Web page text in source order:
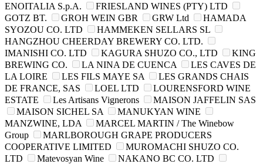
ENOITALIA S.p.A.
FRIESLAND WINES (PTY) LTD
GOTZ BT.
GROH WEIN GBR GRW Ltd
HAMADA
SYOZOU CO. LTD
HAMMEKEN SELLARS SL
HANGZHOU CHEERDAY BREWERY CO. LTD.
IMANISHI CO. LTD
KAGURA SHUZO CO., LTD
KING
BREWING CO.
LA NINA DE CUENCA
LES CAVES DE
LA LOIRE
LES FILS MAYE SA
LES GRANDS CHAIS
DE FRANCE, SAS
LOEL LTD
LOURENSFORD WINE
ESTATE
Les Artisans Vignerons
MAISON JAFFELIN SAS
MAISON SICHEL SA
MANUKYAN WINE
MANZWINE, LDA
MARCEL MARTIN / The Winebow
Group
MARLBOROUGH GRAPE PRODUCERS
COOPERATIVE LIMITED
MUROMACHI SHUZO CO.
LTD
Matevosyan Wine
NAKANO BC CO. LTD